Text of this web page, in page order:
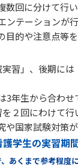
回に分けて行い
ンテーションが
目的や注意点等
習」、後期に
3年生から合わ
２回にわけて
国家試験対策が
護学生の実習期
あくまで参考程度